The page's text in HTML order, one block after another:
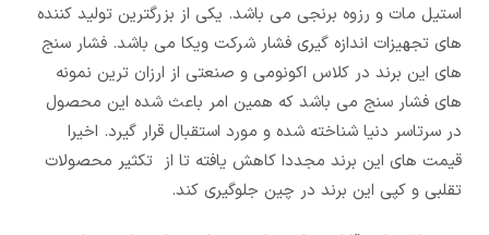
استیل مات و رزوه برنجی می باشد. یکی از بزرگترین تولید کننده
های تجهیزات اندازه گیری فشار شرکت ویکا می باشد. فشار سنج
های این برند در کلاس اکونومی و صنعتی از ارزان ترین نمونه
های فشار سنج می باشد که همین امر باعث شده این محصول
در سرتاسر دنیا شناخته شده و مورد استقبال قرار گیرد. اخیرا
قیمت های این برند مجددا کاهش یافته تا از تکثیر محصولات
تقلبی و کپی این برند در چین جلوگیری کند.